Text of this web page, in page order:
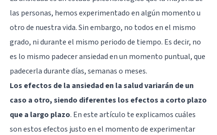
las personas, hemos experimentado en algún momento u
otro de nuestra vida. Sin embargo, no todos en el mismo
grado, ni durante el mismo periodo de tiempo. Es decir, no
es lo mismo padecer ansiedad en un momento puntual, que
padecerla durante días, semanas o meses.
Los efectos de la ansiedad en la salud variarán de un
caso a otro, siendo diferentes los efectos a corto plazo
que a largo plazo. En este artículo te explicamos cuáles
son estos efectos justo en el momento de experimentar